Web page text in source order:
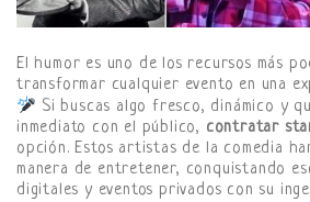
El humor es uno de los recursos más
transformar cualquier evento en una
Si buscas algo fresco, dinámico y
inmediato con el público, contratar
opción. Estos artistas de la comedia
manera de entretener, conquistando
digitales y eventos privados con su